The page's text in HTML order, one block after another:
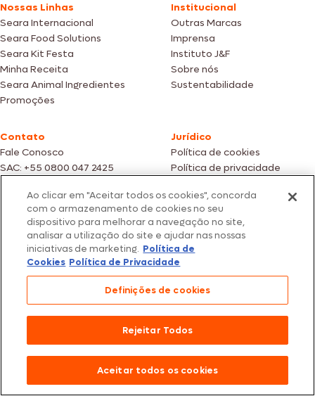
Nossas Linhas
Seara Internacional
Seara Food Solutions
Seara Kit Festa
Minha Receita
Seara Animal Ingredientes
Promoções
Institucional
Outras Marcas
Imprensa
Instituto J&F
Sobre nós
Sustentabilidade
Contato
Fale Conosco
SAC: +55 0800 047 2425
Jurídico
Política de cookies
Política de privacidade
Fotos meramente ilustrativas | Ofertas válidas enquanto durarem os
estoques dos nossos parceiros | Vendas sujeitas a análise e confirmação
de dados.
Os preços, promoções e condições de pagamento são válidos
exclusivamente para compras efetuadas em nossos parceiros.
Todos os produtos estão sujeitos a disponibilidade de estoque.
São Paulo/SP – CEP 05.118-100
© 2026 Seara. Todos os direitos reservados
Ao clicar em "Aceitar todos os cookies", concorda
com o armazenamento de cookies no seu
dispositivo para melhorar a navegação no site,
analisar a utilização do site e ajudar nas nossas
iniciativas de marketing. Política de
Cookies Política de Privacidade
Definições de cookies
Rejeitar Todos
Aceitar todos os cookies